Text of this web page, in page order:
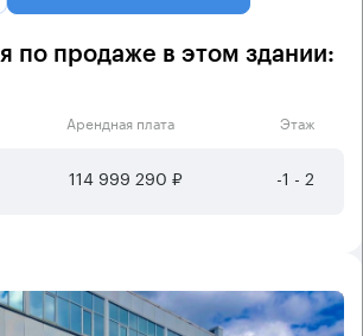
по продаже в этом здании:
Арендная плата Этаж
114 999 290 ₽ -1 - 2